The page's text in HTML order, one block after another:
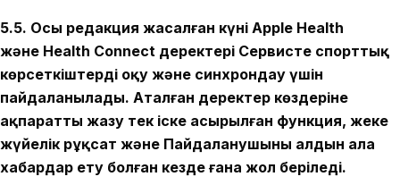
5.5. Осы редакция жасалған күні Apple Health
және Health Connect деректері Сервисте спорттық
көрсеткіштерді оқу және синхрондау үшін
пайдаланылады. Аталған деректер көздеріне
ақпаратты жазу тек іске асырылған функция, жеке
жүйелік рұқсат және Пайдаланушыны алдын ала
хабардар ету болған кезде ғана жол беріледі.